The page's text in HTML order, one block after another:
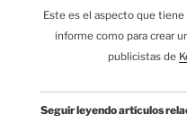
Este es el aspecto que tiene
informe como para crear
publicistas de
Seguir leyendo artículos